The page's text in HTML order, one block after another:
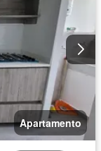
Apartamento